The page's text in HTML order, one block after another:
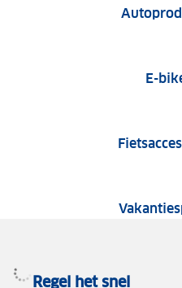
E-
Regel het snel